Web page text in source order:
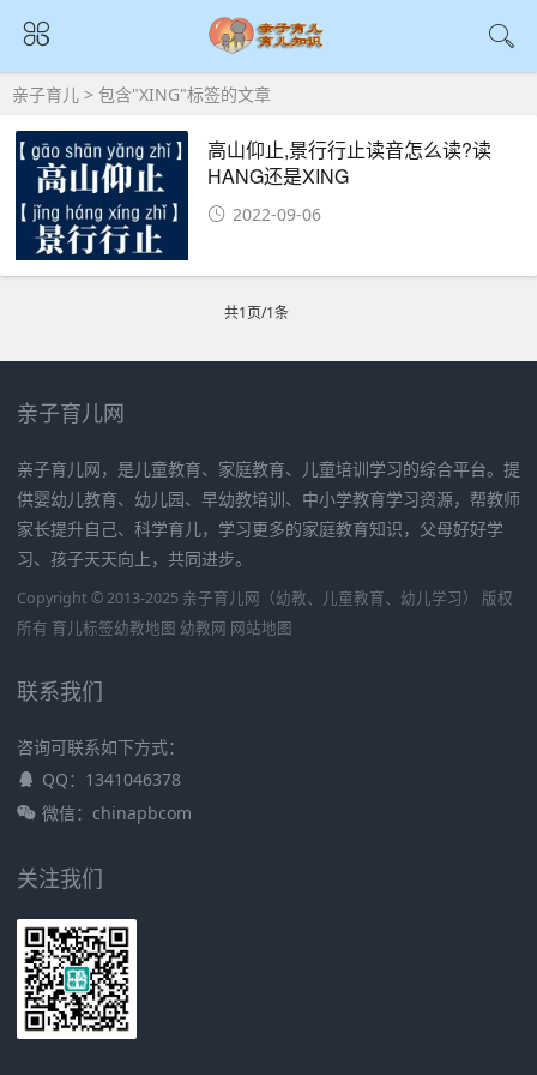
亲子育儿 > 包含"XING"标签的文章
高山仰止,景行行止读音怎么读?读
HANG还是XING
2022-09-06
共1页/1条
亲子育儿网
亲子育儿网，是儿童教育、家庭教育、儿童培训学习的综合平台。提
供婴幼儿教育、幼儿园、早幼教培训、中小学教育学习资源，帮教师
家长提升自己、科学育儿，学习更多的家庭教育知识，父母好好学
习、孩子天天向上，共同进步。
Copyright © 2013-2025 亲子育儿网（幼教、儿童教育、幼儿学习） 版权
所有 育儿标签幼教地图 幼教网 网站地图
联系我们
咨询可联系如下方式：
QQ：1341046378
微信：chinapbcom
关注我们